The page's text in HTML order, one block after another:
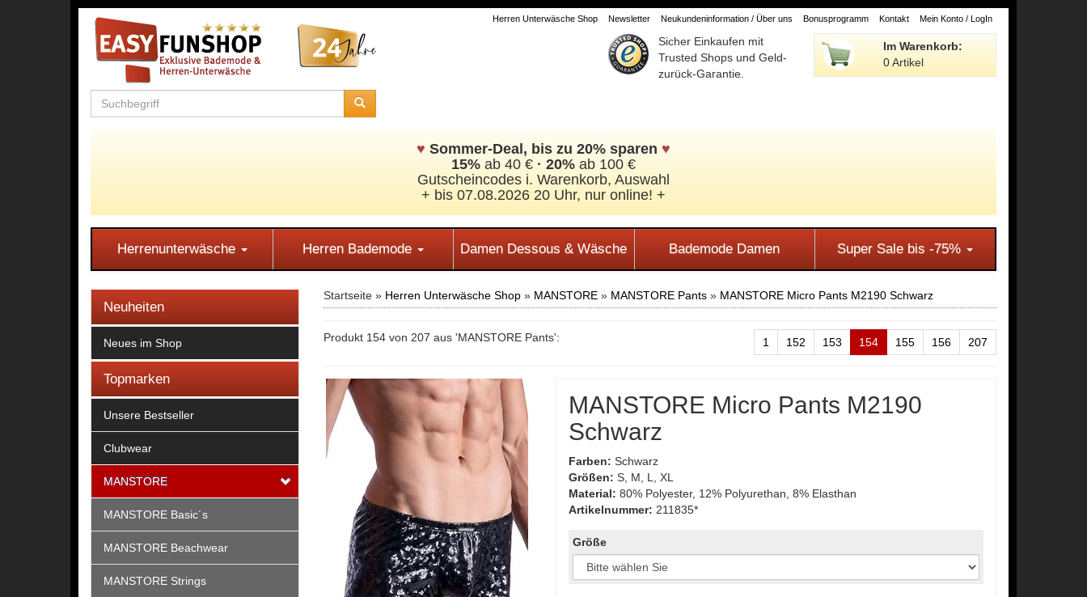
Herren Unterwäsche Shop Newsletter Neukundeninformation / Über uns Bonusprogramm Kontakt Mein Konto / LogIn
Sicher Einkaufen mit
Trusted Shops und Geld-
zurück-Garantie.
Im Warenkorb:
0 Artikel
♥ Sommer-Deal, bis zu 20% sparen ♥
15% ab 40 € · 20% ab 100 €
Gutscheincodes i. Warenkorb, Auswahl
+ bis 07.08.2026 20 Uhr, nur online! +
Herrenunterwäsche Herren Bademode Damen Dessous & Wäsche Bademode Damen Super Sale bis -75%
Neuheiten
Neues im Shop
Topmarken
Unsere Bestseller
Clubwear
MANSTORE
MANSTORE Basic´s
MANSTORE Beachwear
MANSTORE Strings
Startseite » Herren Unterwäsche Shop » MANSTORE» MANSTORE Pants» MANSTORE Micro Pants M2190 Schwarz
Produkt 154 von 207 aus 'MANSTORE Pants': 1 152 153 154 155 156 207
MANSTORE Micro Pants M2190
Schwarz
Farben: Schwarz
Größen: S, M, L, XL
Material: 80% Polyester, 12% Polyurethan, 8% Elasthan
Artikelnummer: 211835*
Größe